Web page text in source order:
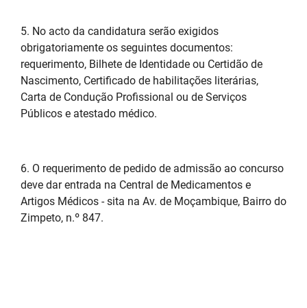
5. No acto da candidatura serão exigidos
obrigatoriamente os seguintes documentos:
requerimento, Bilhete de Identidade ou Certidão de
Nascimento, Certificado de habilitações literárias,
Carta de Condução Profissional ou de Serviços
Públicos e atestado médico.
6. O requerimento de pedido de admissão ao concurso
deve dar entrada na Central de Medicamentos e
Artigos Médicos - sita na Av. de Moçambique, Bairro do
Zimpeto, n.º 847.